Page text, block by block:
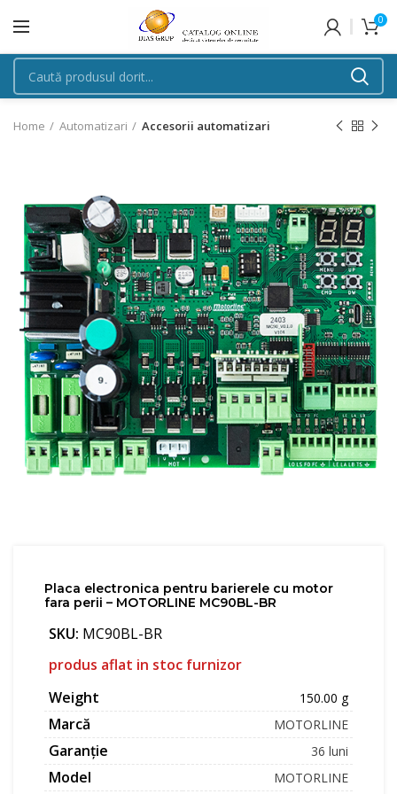
0
Home Automatizari Accesorii automatizari
Placa electronica pentru barierele cu motor
fara perii – MOTORLINE MC90BL-BR
SKU: MC90BL-BR
produs aflat in stoc furnizor
Weight
150.00 g
Marcă MOTORLINE
Garanție 36 luni
Model MOTORLINE